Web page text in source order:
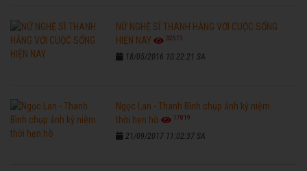
NỮ NGHỆ SĨ THANH HẰNG VỚI CUỘC SỐNG
HIỆN NAY
32573
18/05/2016 10:22:21 SA
Ngọc Lan - Thanh Bình chụp ảnh kỷ niệm
thời hẹn hò
17819
21/09/2017 11:02:37 SA